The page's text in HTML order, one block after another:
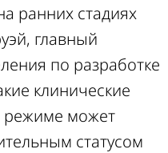
ранних стадиях
главный
по разработке
клинические
режиме может
статусом